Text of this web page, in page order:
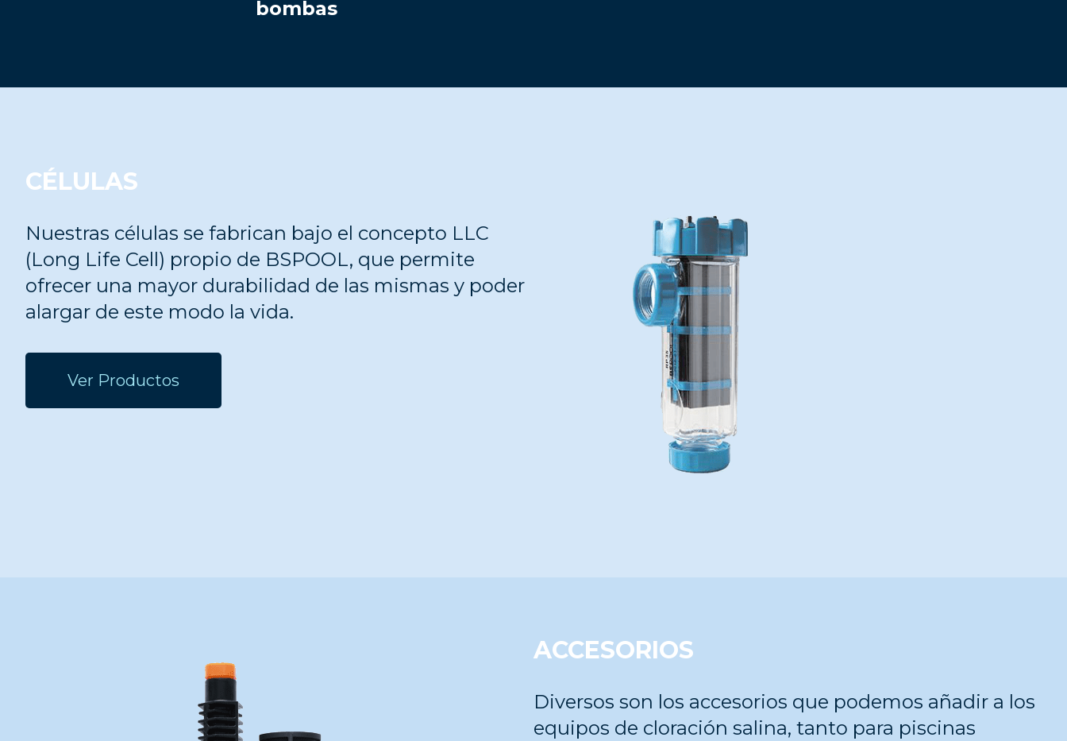
bombas
CÉLULAS
Nuestras células se fabrican bajo el concepto LLC
(Long Life Cell) propio de BSPOOL, que permite
ofrecer una mayor durabilidad de las mismas y poder
alargar de este modo la vida.
Ver Productos
ACCESORIOS
Diversos son los accesorios que podemos añadir a los
equipos de cloración salina, tanto para piscinas